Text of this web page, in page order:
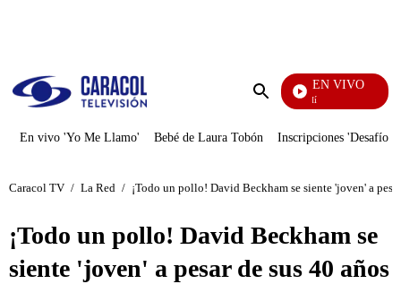
Enviar
EN VIVO
Se Dice De Mí
En vivo 'Yo Me Llamo' Bebé de Laura Tobón Inscripciones 'Desafío'
Caracol TV / La Red / ¡Todo un pollo! David Beckham se siente 'joven' a
¡Todo un pollo! David Beckham se
siente 'joven' a pesar de sus 40 años